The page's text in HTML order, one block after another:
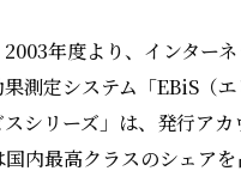
年度より、インター
測定システム「EBiS（
シリーズ」は、発行ア
内最高クラスのシェアを